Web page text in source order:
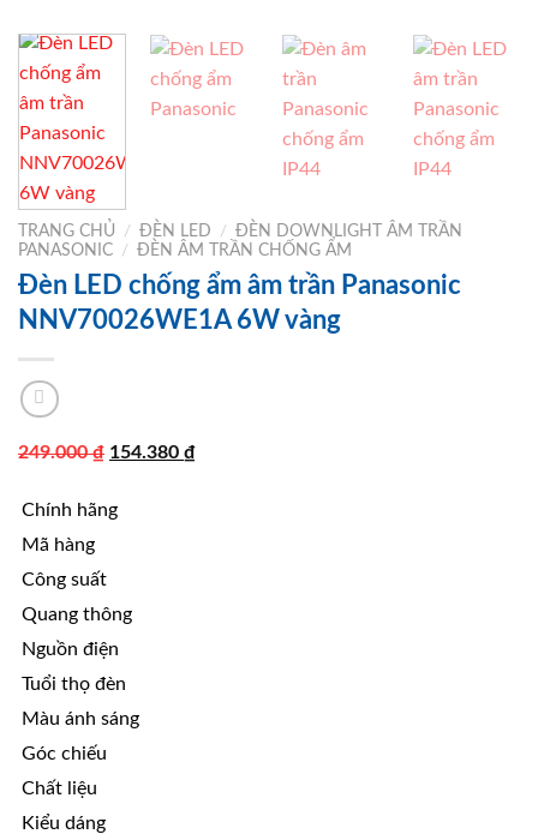
TRANG CHỦ / ĐÈN LED / ĐÈN DOWNLIGHT ÂM TRẦN
PANASONIC / ĐÈN ÂM TRẦN CHỐNG ẨM
Đèn LED chống ẩm âm trần Panasonic
NNV70026WE1A 6W vàng
249.000₫ Giá
là:
154.380 ₫Giá
Chính hãng
Mã hàng
Công suất
Quang thông
Nguồn điện
Tuổi thọ đèn
Màu ánh sáng
Góc chiếu
Chất liệu
Kiểu dáng